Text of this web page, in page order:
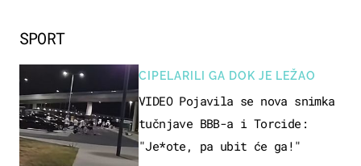
SPORT
CIPELARILI GA DOK JE LEŽAO
VIDEO Pojavila se nova snimka
tučnjave BBB-a i Torcide:
"Je*ote, pa ubit će ga!"